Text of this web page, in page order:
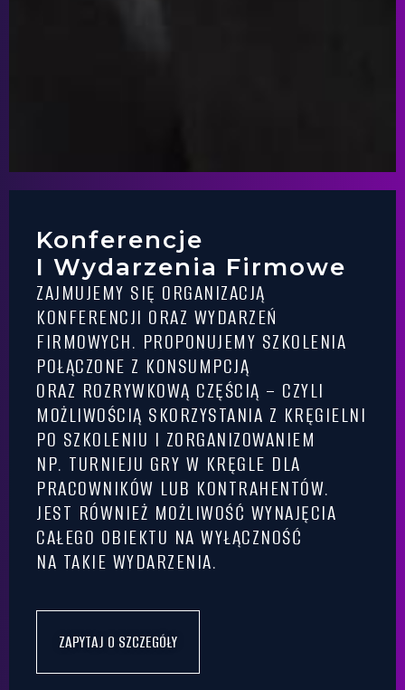
Konferencje
I Wydarzenia Firmowe
ZAJMUJEMY SIĘ ORGANIZACJĄ
KONFERENCJI ORAZ WYDARZEŃ
FIRMOWYCH. PROPONUJEMY SZKOLENIA
POŁĄCZONE Z KONSUMPCJĄ
ORAZ ROZRYWKOWĄ CZĘŚCIĄ – CZYLI
MOŻLIWOŚCIĄ SKORZYSTANIA Z KRĘGIELNI
PO SZKOLENIU I ZORGANIZOWANIEM
NP. TURNIEJU GRY W KRĘGLE DLA
PRACOWNIKÓW LUB KONTRAHENTÓW.
JEST RÓWNIEŻ MOŻLIWOŚĆ WYNAJĘCIA
CAŁEGO OBIEKTU NA WYŁĄCZNOŚĆ
NA TAKIE WYDARZENIA.
ZAPYTAJ O SZCZEGÓŁY